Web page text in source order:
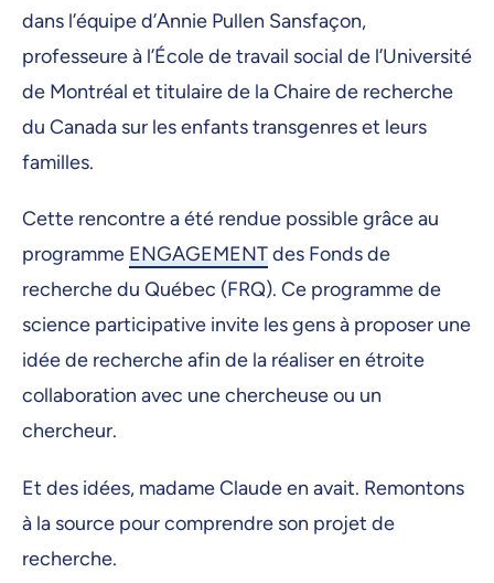
dans l’équipe d’Annie Pullen Sansfaçon,
professeure à l’École de travail social de l’Université
de Montréal et titulaire de la Chaire de recherche
du Canada sur les enfants transgenres et leurs
familles.
Cette rencontre a été rendue possible grâce au
programmeENGAGEMENTdes Fonds de
recherche du Québec (FRQ). Ce programme de
science participative invite les gens à proposer une
idée de recherche afin de la réaliser en étroite
collaboration avec une chercheuse ou un
chercheur.
Et des idées, madame Claude en avait. Remontons
à la source pour comprendre son projet de
recherche.